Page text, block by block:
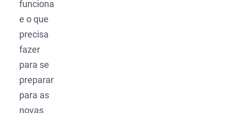
funciona
e o que
precisa
fazer
para se
preparar
para as
novas